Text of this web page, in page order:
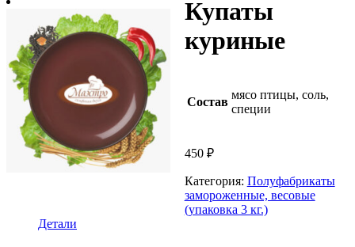
Купаты
куриные
Состав
мясо птицы, соль,
специи
450 ₽
Категория: Полуфабрикаты
замороженные, весовые
(упаковка 3 кг.)
Детали